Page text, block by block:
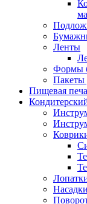
Ленты
Формы
Пакеты
Пищевая